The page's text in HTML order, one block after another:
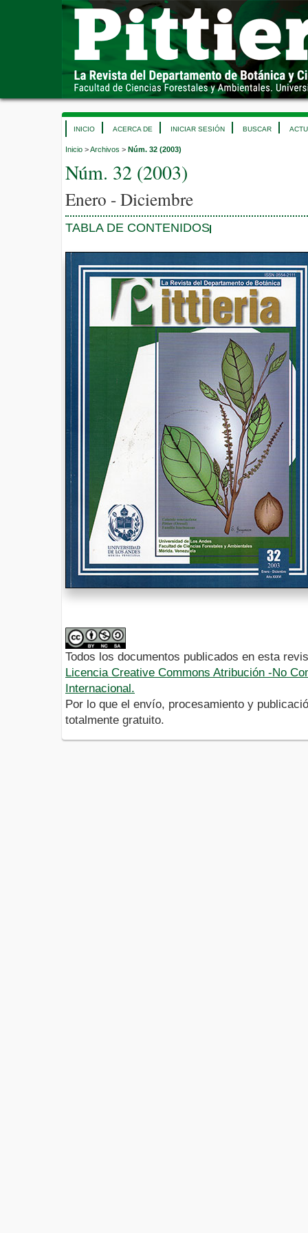
INICIO ACERCA DE INICIAR SESIÓN BUSCAR
Inicio >Archivos > Núm. 32 (2003)
Núm. 32 (2003)
Enero - Diciembre
TABLA DE CONTENIDOS
Todos los documentos publicados en esta
Licencia Creative Commons Atribución -No
Internacional.
Por lo que el envío, procesamiento y
totalmente gratuito.